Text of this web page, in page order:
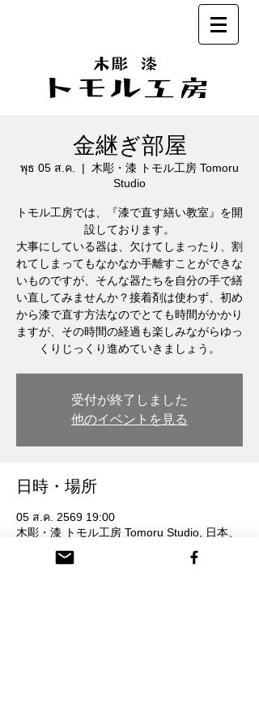
金継ぎ部屋
พุธ 05 ส.ค.
  |
木彫・漆 トモル工房 Tomoru
Studio
トモル工房では、『漆で直す繕い教室』を開
設しております。
大事にしている器は、欠けてしまったり、割
れてしまってもなかなか手離すことができな
いものですが、そんな器たちを自分の手で繕
い直してみませんか？接着剤は使わず、初め
から漆で直す方法なのでとても時間がかかり
ますが、その時間の経過も楽しみながらゆっ
くりじっくり進めていきましょう。
受付が終了しました
他のイベントを見る
日時・場所
05 ส.ค. 2569 19:00
木彫・漆 トモル工房 Tomoru Studio, 日本、
〒932-0217 富山県南砺市本町３丁目 26番